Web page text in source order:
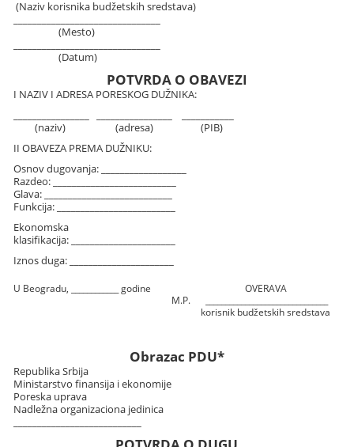
(Naziv korisnika budžetskih sredstava)
(Mesto)
(Datum)
POTVRDA O OBAVEZI
I NAZIV I ADRESA PORESKOG DUŽNIKA:
(naziv) (adresa) (PIB)
II OBAVEZA PREMA DUŽNIKU:
Osnov dugovanja: __________________
Razdeo: __________________________
Glava: ___________________________
Funkcija: _________________________
Ekonomska
klasifikacija: ______________________
Iznos duga: ______________________
U Beogradu, ____________ godine
M.P.
OVERAVA
korisnik budžetskih sredstava
Obrazac PDU*
Republika Srbija
Ministarstvo finansija i ekonomije
Poreska uprava
Nadležna organizaciona jedinica